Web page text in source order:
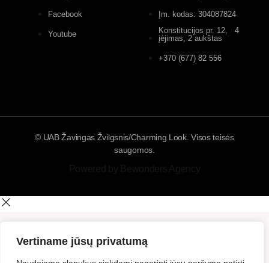
Vertiname jūsų privatumą
Facebook
Youtube
Įm. kodas: 304087824
Konstitucijos pr. 12, 4
įėjimas, 2 aukštas
+370 (677) 82 556
© UAB Žavingas Žvilgsnis/Charming Look. Visos teisės
saugomos.
Powered by Bewonders Agency